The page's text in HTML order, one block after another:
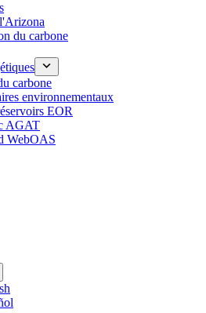
du carbone
carbone
environnementaux
EOR
AGAT
WebOAS